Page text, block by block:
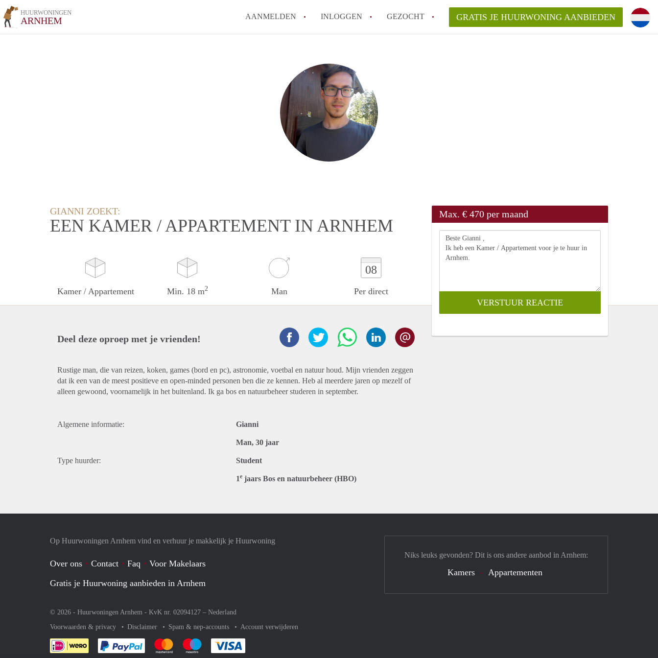
HUURWONINGEN
ARNHEM AANMELDEN INLOGGEN GEZOCHT GRATIS JE HUURWONING AANBIEDEN
GIANNI ZOEKT:
EEN KAMER / APPARTEMENT IN ARNHEM
Kamer / Appartement Min. 18 m2 Man
08
Per direct
Max. € 470 per maand
Deel deze oproep met je vrienden!
Rustige man, die van reizen, koken, games (bord en pc), astronomie, voetbal en natuur houd. Mijn vrienden zeggen
dat ik een van de meest positieve en open-minded personen ben die ze kennen. Heb al meerdere jaren op mezelf of
alleen gewoond, voornamelijk in het buitenland. Ik ga bos en natuurbeheer studeren in september.
Algemene informatie: Gianni
Man, 30 jaar
Type huurder: Student
1e jaars Bos en natuurbeheer (HBO)
Op Huurwoningen Arnhem vind en verhuur je makkelijk je Huurwoning
Over ons Contact Faq
Voor Makelaars
Gratis je Huurwoning aanbieden in Arnhem
© 2026 - Huurwoningen Arnhem - KvK nr. 02094127 – Nederland
Voorwaarden & privacy
Disclaimer Spam & nep-accounts Account verwijderen
Je rekent gemakkelijk af met Paypal
Je rekent gemakkelijk af met Mastercard
Je rekent gemakkelijk af met Meastro
Niks leuks gevonden? Dit is ons andere aanbod in Arnhem:
Kamers Appartementen